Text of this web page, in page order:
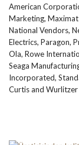
American
Marketing,
National Vendors,
Electrics, Paragon,
Ola, Rowe
Seaga
Incorporated,
Curtis and Wurlitzer